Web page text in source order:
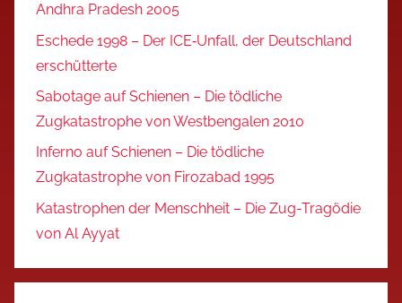
Andhra Pradesh 2005
Eschede 1998 – Der ICE‑Unfall, der Deutschland
erschütterte
Sabotage auf Schienen – Die tödliche
Zugkatastrophe von Westbengalen 2010
Inferno auf Schienen – Die tödliche
Zugkatastrophe von Firozabad 1995
Katastrophen der Menschheit – Die Zug-Tragödie
von Al Ayyat